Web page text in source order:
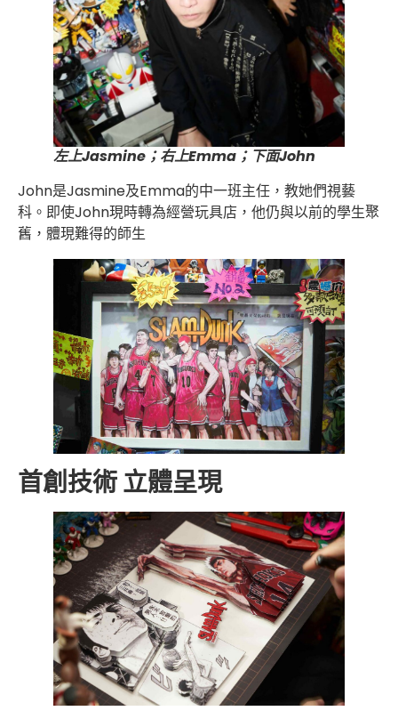
左上Jasmine；右上Emma；下面John
John是Jasmine及Emma的中一班主任，教她們視藝
科。即使John現時轉為經營玩具店，他仍與以前的學生聚
舊，體現難得的師生
首創技術 立體呈現